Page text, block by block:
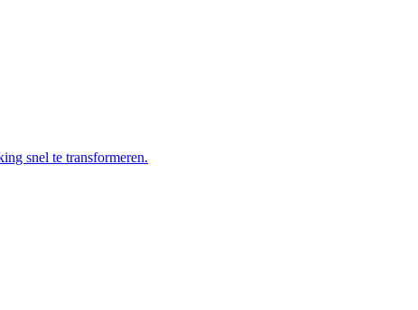
snel te transformeren.